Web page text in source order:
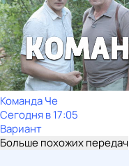
Команда Че
Сегодня в 17:05
Вариант
Больше похожих передач